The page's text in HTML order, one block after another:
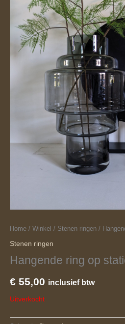
Home / Winkel / Stenen ringen /
Stenen ringen
Hangende ring op
€ 55,00 inclusief btw
Uitverkocht